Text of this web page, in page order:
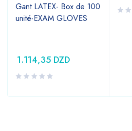
Gant LATEX- Box de 100
unité-EXAM GLOVES
1.114,35 DZD